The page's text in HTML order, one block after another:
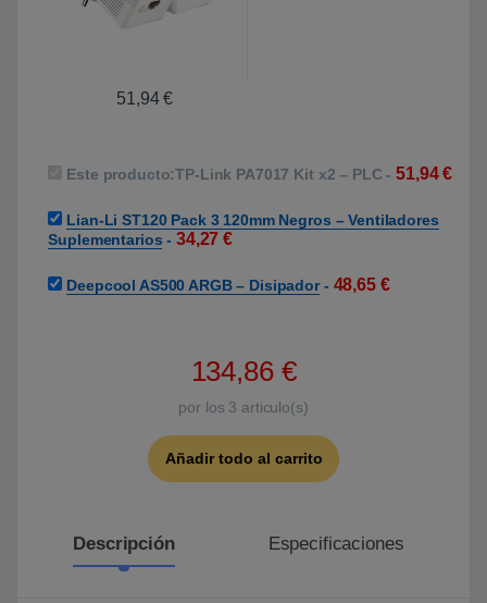
51,94€
Este producto:TP-Link PA7017 Kit x2 – PLC -51,94€
Lian-Li ST120 Pack 3 120mm Negros – Ventiladores
Suplementarios -34,27€
Deepcool AS500 ARGB – Disipador- 48,65 €
134,86 €
por los 3 articulo(s)
Añadir todo al carrito
Descripción Especificaciones